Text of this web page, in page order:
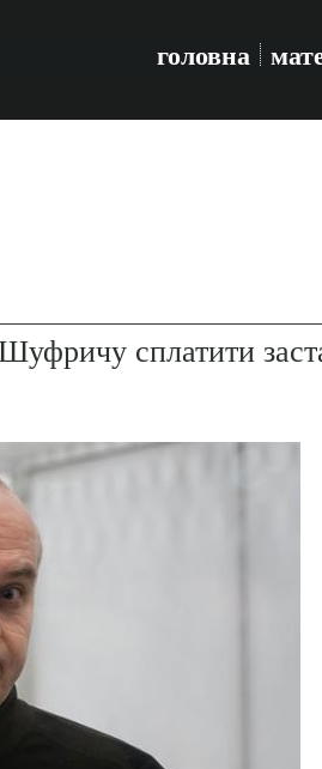
головна
сплатити